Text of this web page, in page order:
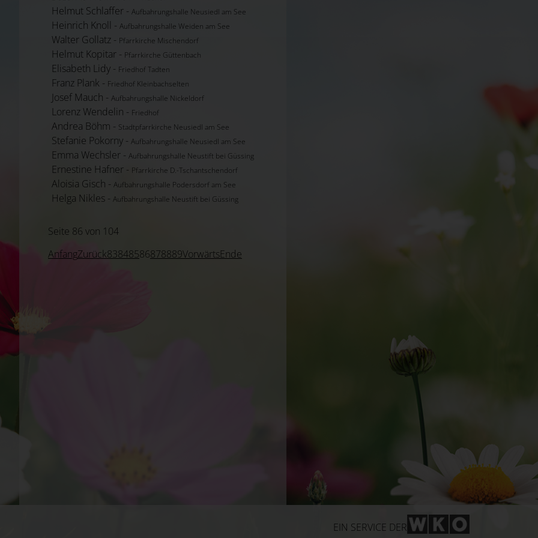
Helmut Schlaffer - Aufbahrungshalle Neusiedl am See
Heinrich Knoll - Aufbahrungshalle Weiden am See
Walter Gollatz - Pfarrkirche Mischendorf
Helmut Kopitar - Pfarrkirche Güttenbach
Elisabeth Lidy - Friedhof Tadten
Franz Plank - Friedhof Kleinbachselten
Josef Mauch - Aufbahrungshalle Nickeldorf
Lorenz Wendelin - Friedhof
Andrea Böhm - Stadtpfarrkirche Neusiedl am See
Stefanie Pokorny - Aufbahrungshalle Neusiedl am See
Emma Wechsler - Aufbahrungshalle Neustift bei Güssing
Ernestine Hafner - Pfarrkirche D.-Tschantschendorf
Aloisia Gisch - Aufbahrungshalle Podersdorf am See
Helga Nikles - Aufbahrungshalle Neustift bei Güssing
Seite 86 von 104
AnfangZurück83848586878889VorwärtsEnde
EIN SERVICE DERWKO-Link